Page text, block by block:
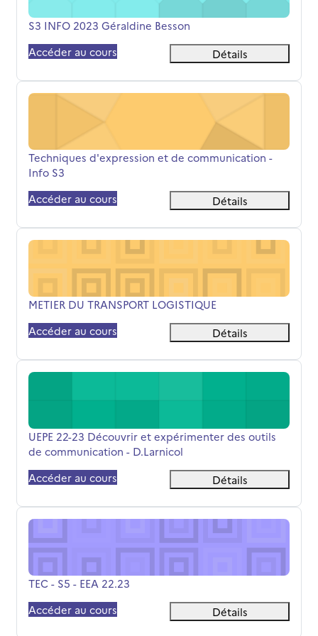
Nom du cours
S3 INFO 2023 Géraldine Besson
Accéder au cours
Détails
Techniques d'expression et de communication - Info S3
Nom du cours
Techniques d'expression et de communication -
Info S3
Accéder au cours
Détails
METIER DU TRANSPORT LOGISTIQUE
Nom du cours
METIER DU TRANSPORT LOGISTIQUE
Accéder au cours
Détails
UEPE 22-23 Découvrir et expérimenter des outils de
Nom du cours
UEPE 22-23 Découvrir et expérimenter des outils
de communication - D.Larnicol
Accéder au cours
Détails
TEC - S5 - EEA 22.23
Nom du cours
TEC - S5 - EEA 22.23
Accéder au cours
Détails